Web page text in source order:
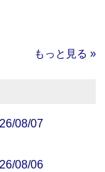
もっと見る »
08/07
08/06